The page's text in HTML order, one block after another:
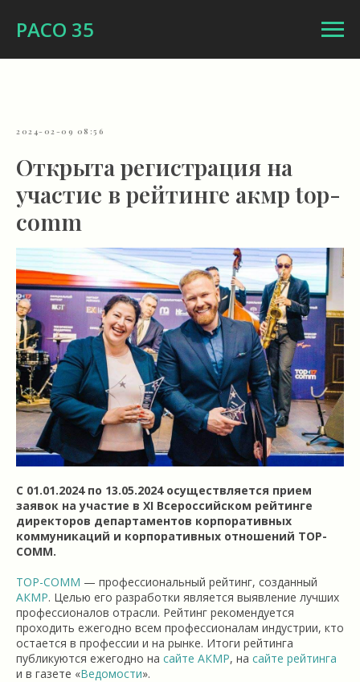
РАСО 35
2024-02-09 08:56
Открыта регистрация на
участие в рейтинге акмр top-
comm
С 01.01.2024 по 13.05.2024 осуществляется прием
заявок на участие в XI Всероссийском рейтинге
директоров департаментов корпоративных
коммуникаций и корпоративных отношений TOP-
COMM.
TOP-COMM — профессиональный рейтинг, созданный
АКМР. Целью его разработки является выявление лучших
профессионалов отрасли. Рейтинг рекомендуется
проходить ежегодно всем профессионалам индустрии, кто
остается в профессии и на рынке. Итоги рейтинга
публикуются ежегодно на сайте АКМР, на сайте рейтинга
и в газете «Ведомости».